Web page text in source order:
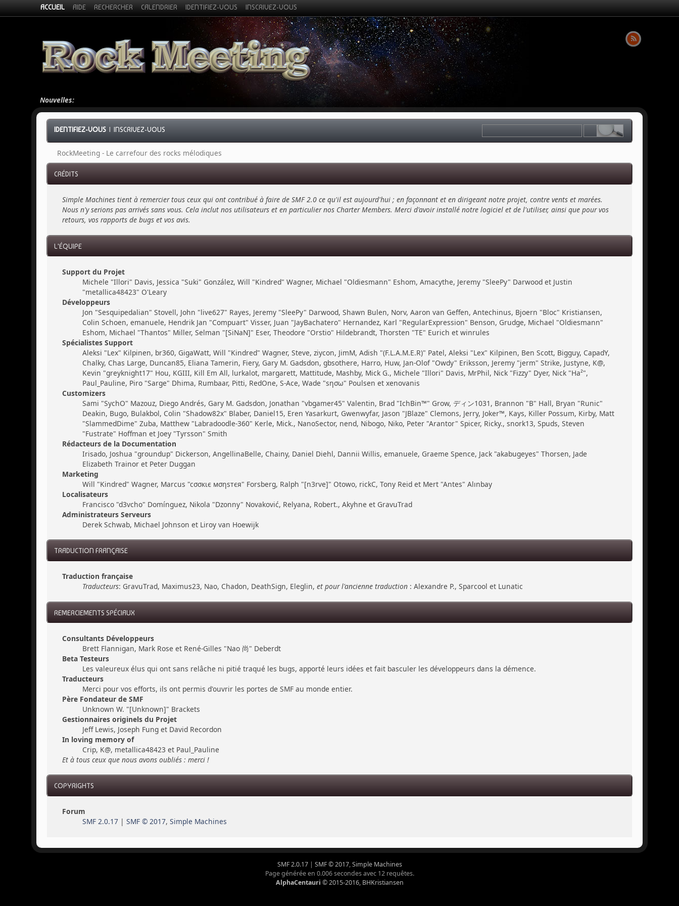
ACCUEIL AIDE RECHERCHER CALENDRIER IDENTIFIEZ-VOUS INSCRIVEZ-VOUS
Nouvelles:
IDENTIFIEZ-VOUS |INSCRIVEZ-VOUS
RockMeeting - Le carrefour des rocks mélodiques
CRÉDITS
Simple Machines tient à remercier tous ceux qui ont contribué à faire de SMF 2.0 ce qu'il est aujourd'hui ; en façonnant et en dirigeant notre projet, contre vents et marées.
Nous n'y serions pas arrivés sans vous. Cela inclut nos utilisateurs et en particulier nos Charter Members. Merci d'avoir installé notre logiciel et de l'utiliser, ainsi que pour vos
retours, vos rapports de bugs et vos avis.
L'ÉQUIPE
Support du Projet
Michele "Illori" Davis, Jessica "Suki" González, Will "Kindred" Wagner, Michael "Oldiesmann" Eshom, Amacythe, Jeremy "SleePy" Darwood et Justin
"metallica48423" O'Leary
Développeurs
Jon "Sesquipedalian" Stovell, John "live627" Rayes, Jeremy "SleePy" Darwood, Shawn Bulen, Norv, Aaron van Geffen, Antechinus, Bjoern "Bloc" Kristiansen,
Colin Schoen, emanuele, Hendrik Jan "Compuart" Visser, Juan "JayBachatero" Hernandez, Karl "RegularExpression" Benson, Grudge, Michael "Oldiesmann"
Eshom, Michael "Thantos" Miller, Selman "[SiNaN]" Eser, Theodore "Orstio" Hildebrandt, Thorsten "TE" Eurich et winrules
Spécialistes Support
Aleksi "Lex" Kilpinen, br360, GigaWatt, Will "Kindred" Wagner, Steve, ziycon, JimM, Adish "(F.L.A.M.E.R)" Patel, Aleksi "Lex" Kilpinen, Ben Scott, Bigguy, CapadY,
Chalky, Chas Large, Duncan85, Eliana Tamerin, Fiery, Gary M. Gadsdon, gbsothere, Harro, Huw, Jan-Olof "Owdy" Eriksson, Jeremy "jerm" Strike, Justyne, K@,
Kevin "greyknight17" Hou, KGIII, Kill Em All, lurkalot, margarett, Mattitude, Mashby, Mick G., Michele "Illori" Davis, MrPhil, Nick "Fizzy" Dyer, Nick "Ha²",
Paul_Pauline, Piro "Sarge" Dhima, Rumbaar, Pitti, RedOne, S-Ace, Wade "sησω" Poulsen et xenovanis
Customizers
Sami "SychO" Mazouz, Diego Andrés, Gary M. Gadsdon, Jonathan "vbgamer45" Valentin, Brad "IchBin™" Grow, ディン1031, Brannon "B" Hall, Bryan "Runic"
Deakin, Bugo, Bulakbol, Colin "Shadow82x" Blaber, Daniel15, Eren Yasarkurt, Gwenwyfar, Jason "JBlaze" Clemons, Jerry, Joker™, Kays, Killer Possum, Kirby, Matt
"SlammedDime" Zuba, Matthew "Labradoodle-360" Kerle, Mick., NanoSector, nend, Nibogo, Niko, Peter "Arantor" Spicer, Ricky., snork13, Spuds, Steven
"Fustrate" Hoffman et Joey "Tyrsson" Smith
Rédacteurs de la Documentation
Irisado, Joshua "groundup" Dickerson, AngellinaBelle, Chainy, Daniel Diehl, Dannii Willis, emanuele, Graeme Spence, Jack "akabugeyes" Thorsen, Jade
Elizabeth Trainor et Peter Duggan
Marketing
Will "Kindred" Wagner, Marcus "cσσкιє мσηѕтєя" Forsberg, Ralph "[n3rve]" Otowo, rickC, Tony Reid et Mert "Antes" Alınbay
Localisateurs
Francisco "d3vcho" Domínguez, Nikola "Dzonny" Novaković, Relyana, Robert., Akyhne et GravuTrad
Administrateurs Serveurs
Derek Schwab, Michael Johnson et Liroy van Hoewijk
TRADUCTION FRANÇAISE
Traduction française
Traducteurs: GravuTrad, Maximus23, Nao, Chadon, DeathSign, Eleglin, et pour l'ancienne traduction: Alexandre P., Sparcool et Lunatic
REMERCIEMENTS SPÉCIAUX
Consultants Développeurs
Brett Flannigan, Mark Rose et René-Gilles "Nao 尚" Deberdt
Beta Testeurs
Les valeureux élus qui ont sans relâche ni pitié traqué les bugs, apporté leurs idées et fait basculer les développeurs dans la démence.
Traducteurs
Merci pour vos efforts, ils ont permis d'ouvrir les portes de SMF au monde entier.
Père Fondateur de SMF
Unknown W. "[Unknown]" Brackets
Gestionnaires originels du Projet
Jeff Lewis, Joseph Fung et David Recordon
In loving memory of
Crip, K@, metallica48423 et Paul_Pauline
Et à tous ceux que nous avons oubliés : merci !
COPYRIGHTS
Forum
SMF 2.0.17| SMF © 2017, Simple Machines
SMF 2.0.17| SMF © 2017,Simple Machines
Page générée en 0.006 secondes avec 12 requêtes.
AlphaCentauri © 2015-2016, BHKristiansen